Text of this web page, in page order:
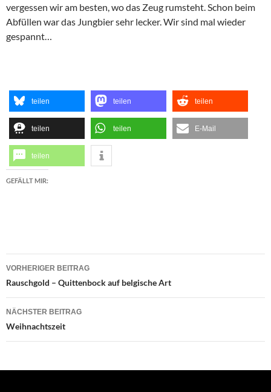
vergessen wir am besten, wo das Zeug rumsteht. Schon beim
Abfüllen war das Jungbier sehr lecker. Wir sind mal wieder
gespannt…
teilen teilen teilen
teilen teilen E-Mail
teilen
GEFÄLLT MIR:
Beitragsnavigation
VORHERIGER BEITRAG
Rauschgold – Quittenbock auf belgische Art
NÄCHSTER BEITRAG
Weihnachtszeit